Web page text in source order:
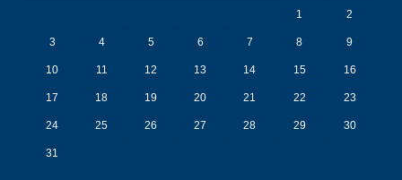
1 2
3 4 5 6 7 8 9
10 11 12 13 14 15 16
17 18 19 20 21 22 23
24 25 26 27 28 29 30
31